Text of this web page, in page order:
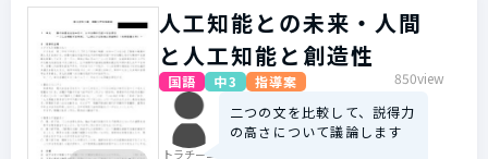
人工知能との未来・人間
と人工知能と創造性
国語 中3 指導案 850view
トラチーニ
二つの文を比較して、説得力
の高さについて議論します